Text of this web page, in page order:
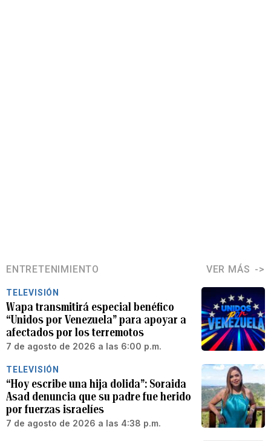
ENTRETENIMIENTO VER MÁS
TELEVISIÓN
Wapa transmitirá especial benéfico
“Unidos por Venezuela” para apoyar a
afectados por los terremotos
7 de agosto de 2026 a las 6:00 p.m.
TELEVISIÓN
“Hoy escribe una hija dolida”: Soraida
Asad denuncia que su padre fue herido
por fuerzas israelíes
7 de agosto de 2026 a las 4:38 p.m.